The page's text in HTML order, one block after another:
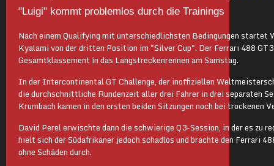
"Luigi" kommt problemlos durch die Trainings
Nach einem Qualifying mit unterschiedlichsten Bedingungen startet
Kyalami von der dritten Position im "Silver Cup". Der Ferrari 488
Gesamtklassement in das Langstreckenrennen am Samstag.
In der Intercontinental GT Challenge, der inoffiziellen
die durchschnittliche Rundenzeit aller drei Fahrer in drei separaten
Krumbach kamen in den ersten beiden Sitzungen noch bei trockenen
David Perel erwischte dann die schwierige Q3-Session, in der es zu
hielt sich der Südafrikaner jedoch schadlos und brachte den Ferrari
ohne Schäden durch.